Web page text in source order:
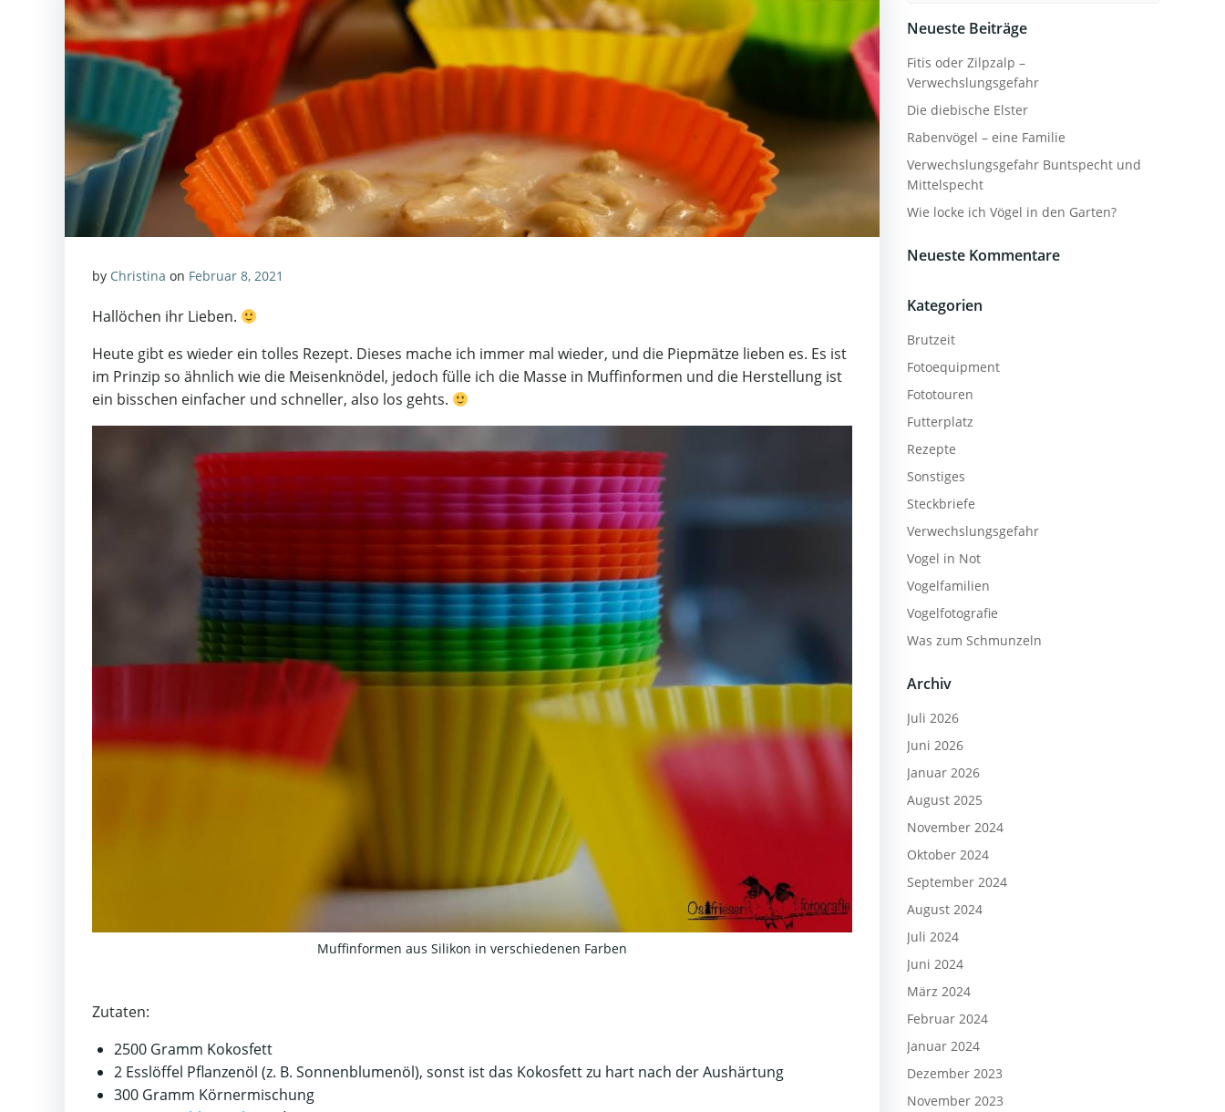
by Christina on Februar 8, 2021
Hallöchen ihr Lieben.
Heute gibt es wieder ein tolles Rezept. Dieses mache ich immer mal wieder, und die Piepmätze lieben es. Es ist
im Prinzip so ähnlich wie die Meisenknödel, jedoch fülle ich die Masse in Muffinformen und die Herstellung ist
ein bisschen einfacher und schneller, also los gehts.
Muffinformen aus Silikon in verschiedenen Farben
Zutaten:
2500 Gramm Kokosfett
2 Esslöffel Pflanzenöl (z. B. Sonnenblumenöl), sonst ist das Kokosfett zu hart nach der Aushärtung
300 Gramm Körnermischung
Neueste Beiträge
Fitis oder Zilpzalp –
Verwechslungsgefahr
Die diebische Elster
Rabenvögel – eine Familie
Verwechslungsgefahr Buntspecht und
Mittelspecht
Wie locke ich Vögel in den Garten?
Neueste Kommentare
Kategorien
Brutzeit
Fotoequipment
Fototouren
Futterplatz
Rezepte
Sonstiges
Steckbriefe
Verwechslungsgefahr
Vogel in Not
Vogelfamilien
Vogelfotografie
Was zum Schmunzeln
Archiv
Juli 2026
Juni 2026
Januar 2026
August 2025
November 2024
Oktober 2024
September 2024
August 2024
Juli 2024
Juni 2024
März 2024
Februar 2024
Januar 2024
Dezember 2023
November 2023